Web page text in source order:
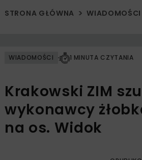
STRONA GŁÓWNA WIADOMOŚCI
WIADOMOŚCI 1 MINUTA CZYTANIA
Krakowski ZIM
wykonawcy
na os. Widok